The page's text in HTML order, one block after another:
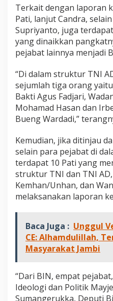
Terkait dengan laporan
Pati, lanjut Candra,
Supriyanto, juga
yang dinaikkan
pejabat lainnya menjadi
“Di dalam struktur TNI
sejumlah tiga orang
Bakti Agus Fadjari,
Mohamad Hasan dan
Bueng Wardadi,”
Kemudian, jika ditinjau
selain para pejabat di
terdapat 10 Pati yang
struktur TNI dan TNI
Kemhan/Unhan, dan
melaksanakan laporan
Baca Juga : Unggul
CE: Alhamdulillah,
Masyarakat Jambi
“Dari BIN, empat
Ideologi dan Politik
Sumangerukka, Deputi